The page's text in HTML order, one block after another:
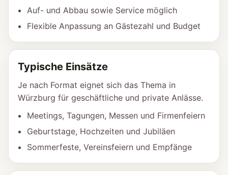
Auf- und Abbau sowie Service möglich
Flexible Anpassung an Gästezahl und Budget
Typische Einsätze
Je nach Format eignet sich das Thema in
Würzburg für geschäftliche und private Anlässe.
Meetings, Tagungen, Messen und Firmenfeiern
Geburtstage, Hochzeiten und Jubiläen
Sommerfeste, Vereinsfeiern und Empfänge